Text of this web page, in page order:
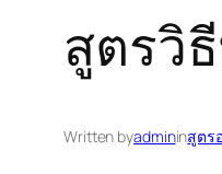
สูตรวิ
Written byadmininสูตร